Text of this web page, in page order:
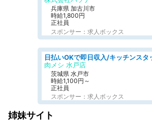
兵庫県 加古川市
時給1,800円
正社員
スポンサー：求人ボックス
肉メシ 水戸店
茨城県 水戸市
時給1,100円～
正社員
スポンサー：求人ボックス
姉妹サイト